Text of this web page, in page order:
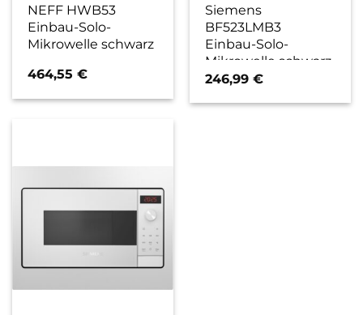
NEFF HWB53
Einbau-Solo-
Mikrowelle schwarz
464,55€
Siemens
BF523LMB3
Einbau-Solo-
Mikrowelle schwarz
246,99€